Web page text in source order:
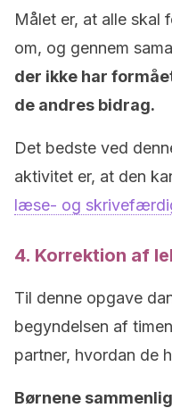
Målet er, at alle skal
om, og gennem
der ikke har
de andres bidrag.
Det bedste ved
aktivitet er, at den
læse- og
4. Korrektion af
Til denne opgave
begyndelsen af
partner, hvordan de
Børnene